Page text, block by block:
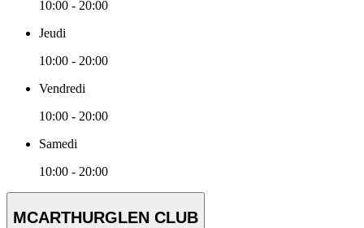
10:00 - 20:00
Jeudi
10:00 - 20:00
Vendredi
10:00 - 20:00
Samedi
10:00 - 20:00
MCARTHURGLEN CLUB